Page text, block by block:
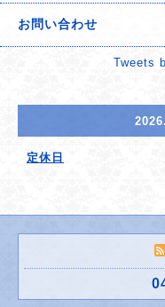
お問い合わせ
Tweets
定休日